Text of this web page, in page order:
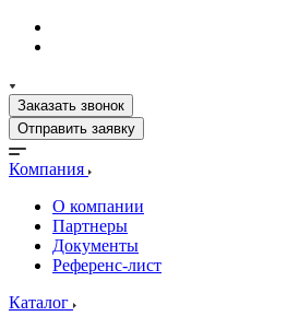
Заказать звонок
Отправить заявку
Компания
О компании
Партнеры
Документы
Референс-лист
Каталог